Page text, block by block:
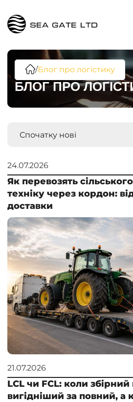
/Блог про логістику
БЛОГ ПРО
24.07.2026
Як перевозять
техніку через кордон:
доставки
21.07.2026
LCL чи FCL: коли
вигідніший за повний, а